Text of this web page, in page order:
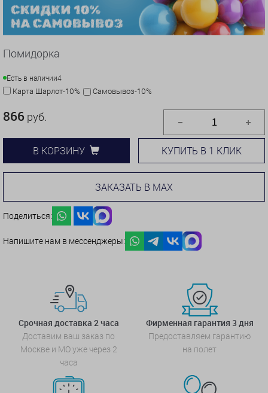
Помидорка
Есть в наличии4
Карта Шарлот-10% Самовывоз-10%
866 руб.
В КОРЗИНУ КУПИТЬ В 1 КЛИК
ЗАКАЗАТЬ В MAX
Поделиться:
Напишите нам в мессенджеры:
Срочная доставка 2 часа
Доставим ваш заказ по
Москве и МО уже через 2
часа
Фирменная гарантия 3 дня
Предоставляем гарантию
на полет